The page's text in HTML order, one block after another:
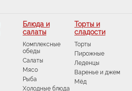
Блюда и
салаты
Комплексные
обеды
Салаты
Мясо
Рыба
Холодные блюда
Торты и
сладости
Торты
Пирожные
Леденцы
Варенье и джем
Мёд